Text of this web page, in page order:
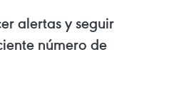
alertas y seguir
número de